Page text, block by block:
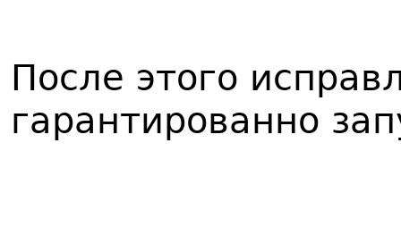
После этого
гарантированно